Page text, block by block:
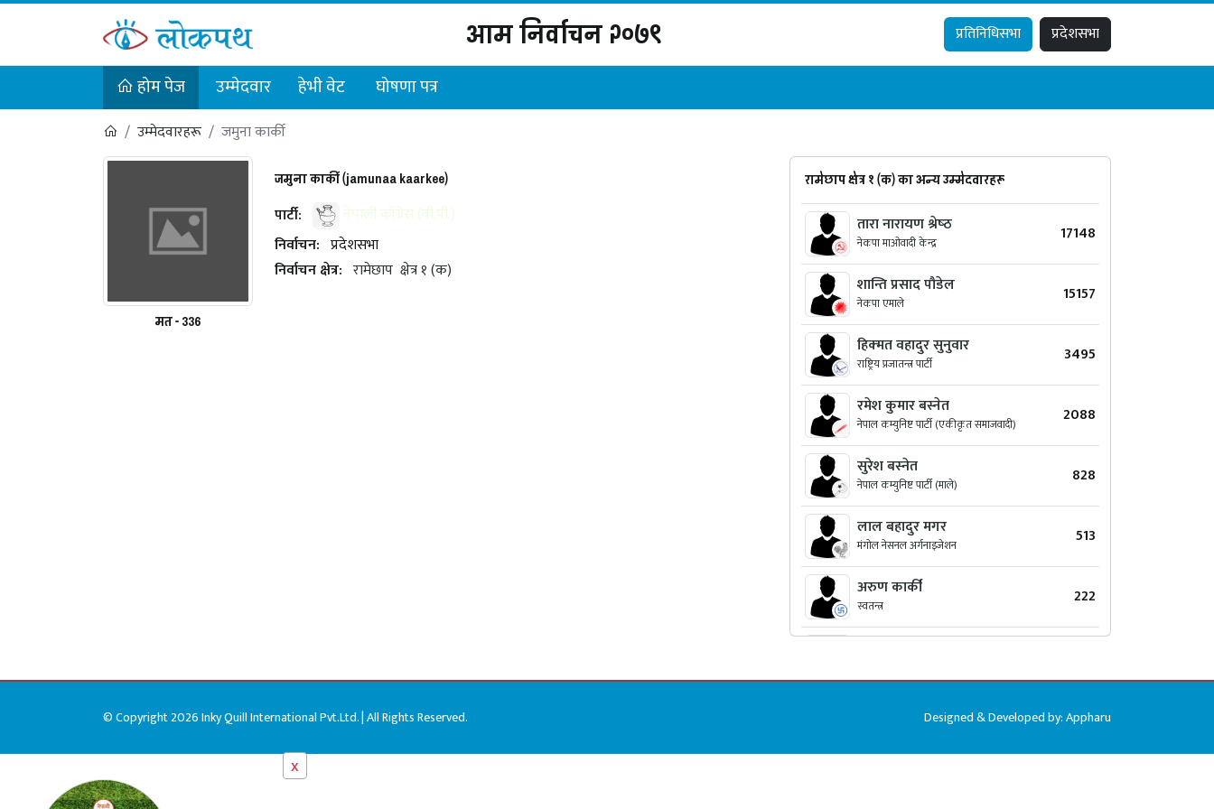
आम निर्वाचन २०७९ प्रतिनिधिसभा प्रदेशसभा
होम पेज उम्मेदवार हेभी वेट घोषणा पत्र
उम्मेदवारहरू जमुना कार्की
मत - 336
जमुना कार्की (jamunaa kaarkee)
पार्टी:
नेपाली काँग्रेस (वी.पी.)
निर्वाचन: प्रदेशसभा
निर्वाचन क्षेत्र: रामेछाप क्षेत्र १ (क)
रामेछाप क्षेत्र १ (क) का अन्य उम्मेदवारहरू
तारा नारायण श्रेष्‍ठ
नेकपा माओवादी केन्द्र 17148
शान्ति प्रसाद पौडेल
नेकपा एमाले 15157
हिक्‍मत वहादुर सुनुवार
राष्ट्रिय प्रजातन्त्र पार्टी 3495
रमेश कुमार बस्नेत
नेपाल कम्युनिष्ट पार्टी (एकीकृत समाजवादी) 2088
सुरेश बस्‍नेत
नेपाल कम्युनिष्ट पार्टी (माले) 828
लाल बहादुर मगर
मंगोल नेसनल अर्गनाइजेशन 513
अरुण कार्की
स्वतन्त्र 222
दल विक्रम कार्की
राष्ट्रिय प्रजातन्त्र पार्टी नेपाल 92
x
© Copyright 2026 Inky Quill International Pvt.Ltd. | All Rights Reserved. Designed & Developed by:Appharu